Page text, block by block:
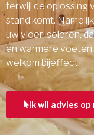
terwijl de oplossing
stand komt.
uw vloer isoleren,
en warmere voeten
welkom bijeffect.
ik wil advies